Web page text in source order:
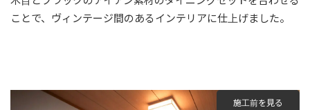
ことで、ヴィンテージ間のあるインテリアに仕上げました。
施工前を見る